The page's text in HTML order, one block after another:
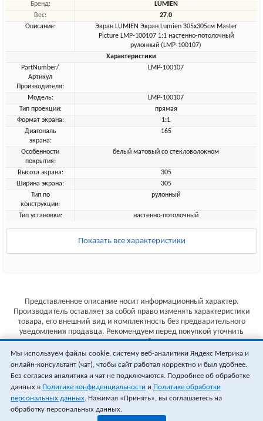
Бренд:
LUMIEN
Вес:
27.0
Описание:
Экран LUMIEN Экран Lumien 305x305см Master
Picture LMP-100107 1:1 настенно-потолочный
рулонный (LMP-100107)
Характеристики
PartNumber/
Артикул
Производителя:
LMP-100107
Модель:
LMP-100107
Тип проекции:
прямая
Формат экрана:
1:1
Диагональ
экрана:
165
Особенности
покрытия:
белый матовый со стекловолокном
Высота экрана:
305
Ширина экрана:
305
Тип по
конструкции:
рулонный
Тип установки: настенно-потолочный
Показать все характеристики
Представленное описание носит информационный характер.
Производитель оставляет за собой право изменять характеристики
товара, его внешний вид и комплектность без предварительного
уведомления продавца. Рекомендуем перед покупкой уточнить
характеристики товара на сайте производителя.
Указанные цены не являются публичной офертой (ст.435 ГК РФ).
Стоимость и наличие товара уточняйте у менеджера.
Мы используем файлы cookie, систему веб-аналитики Яндекс Метрика и
онлайн-консультант (чат), чтобы сайт работал корректно и был удобнее.
Без согласия аналитика и чат не подключаются. Подробнее об обработке
данных в Политике конфиденциальности и Политике обработки
персональных данных. Нажимая «Принять», вы соглашаетесь на
обработку персональных данных.